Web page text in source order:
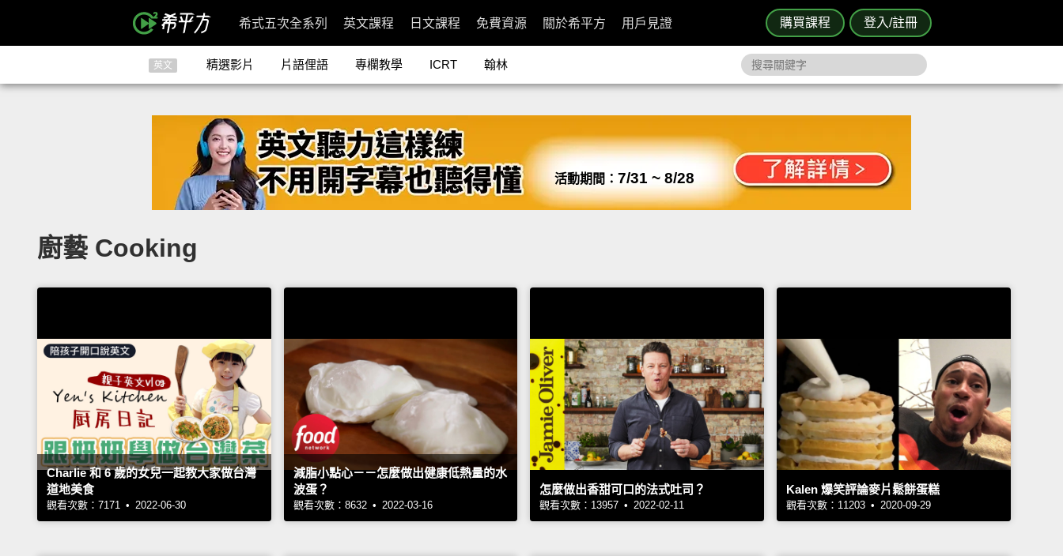
購買課程 登入/註冊
希式五次全系列 英文課程 日文課程 免費資源 關於希平方 用戶見證
英文 精選影片 片語俚語 專欄教學 ICRT 翰林
活動期間： 7/31 ~ 8/28
廚藝 Cooking
Charlie 和 6 歲的女兒一起教大家做台灣
道地美食
觀看次數：7171 • 2022-06-30
減脂小點心－－怎麼做出健康低熱量的水
波蛋？
觀看次數：8632 • 2022-03-16
怎麼做出香甜可口的法式吐司？
觀看次數：13957 • 2022-02-11
Kalen 爆笑評論麥片鬆餅蛋糕
觀看次數：11203 • 2020-09-29